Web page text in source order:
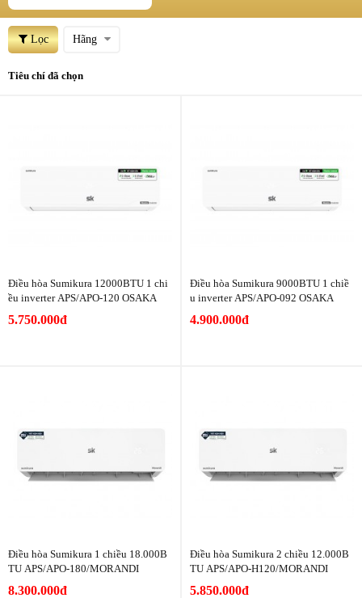
Lọc Hãng
Tiêu chí đã chọn
Điều hòa Sumikura 12000BTU 1 chi
ều inverter APS/APO-120 OSAKA
5.750.000đ
Điều hòa Sumikura 9000BTU 1 chiề
u inverter APS/APO-092 OSAKA
4.900.000đ
Điều hòa Sumikura 1 chiều 18.000B
TU APS/APO-180/MORANDI
8.300.000đ
Điều hòa Sumikura 2 chiều 12.000B
TU APS/APO-H120/MORANDI
5.850.000đ